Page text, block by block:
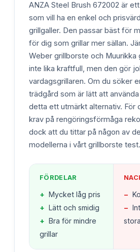
ANZA Steel Brush 672002 är
som vill ha en enkel och
grillgaller. Den passar bäst för
för dig som grillar mer sällan.
Weber grillborste och Muurikka
inte lika kraftfull, men den gör
vardagsgrillaren. Om du söker
trädgård som är lätt att
detta ett utmärkt alternativ. För
krav på rengöringsförmåga
dock att du tittar på någon av
modellerna i vårt grillborste test.
FÖRDELAR
+ Mycket låg pris
+ Lätt och smidig
+ Bra för mindre
grillar
−
−